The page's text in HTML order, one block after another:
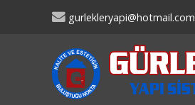
gurlekleryapi@hotmail.com